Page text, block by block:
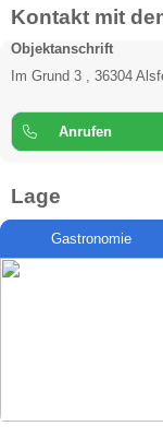
Kontakt mit
Objektanschrift
Im Grund 3 , 36304
Anrufen
Lage
Gastronomie